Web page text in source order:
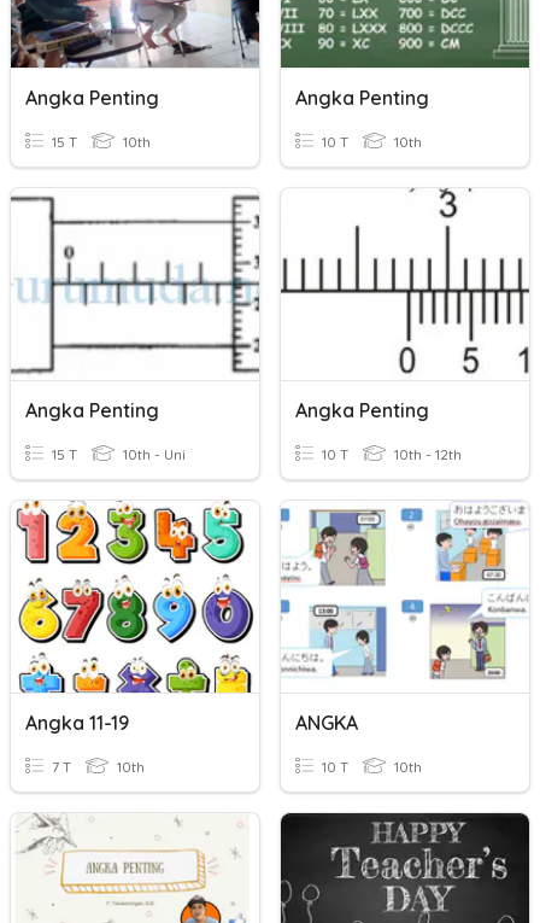
Angka Penting
15 T 10th
Angka Penting
10 T 10th
Angka Penting
15 T 10th - Uni
Angka Penting
10 T 10th - 12th
Angka 11-19
7 T 10th
ANGKA
10 T 10th